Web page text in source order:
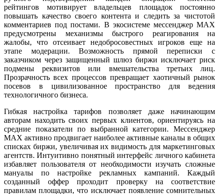
рейтингов мотивирует владельцев площадок постоянно
повышать качество своего контента и следить за чистотой
комментариев под постами. В экосистеме мессенджер MAX
предусмотрены механизмы быстрого реагирования на
жалобы, что отсеивает недобросовестных игроков еще на
этапе модерации. Возможность прямой переписки с
заказчиком через защищенный шлюз биржи исключает риск
подмены реквизитов или вмешательства третьих лиц.
Прозрачность всех процессов превращает хаотичный рынок
посевов в цивилизованное пространство для ведения
технологичного бизнеса.
Гибкая настройка тарифов позволяет даже начинающим
авторам находить своих первых клиентов, ориентируясь на
средние показатели по выбранной категории. Мессенджер
MAX активно продвигает наиболее активные каналы в общих
списках биржи, увеличивая их видимость для маркетинговых
агентств. Интуитивно понятный интерфейс личного кабинета
избавляет пользователя от необходимости изучать сложные
мануалы по настройке рекламных кампаний. Каждый
созданный оффер проходит проверку на соответствие
правилам площадки, что исключает появление сомнительных